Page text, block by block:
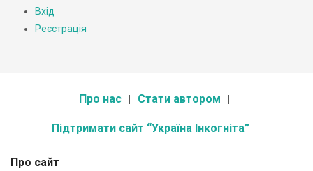
Вхід
Реєстрація
Про нас Стати автором
Підтримати сайт “Україна Інкогніта”
Про сайт